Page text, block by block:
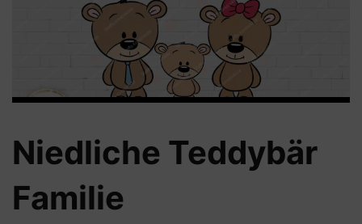
Niedliche Teddybär
Familie